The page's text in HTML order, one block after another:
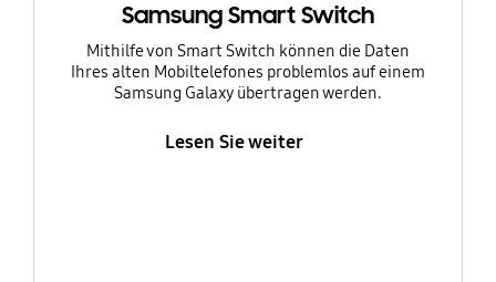
Samsung Smart Switch
Mithilfe von Smart Switch können die Daten
Ihres alten Mobiltelefones problemlos auf einem
Samsung Galaxy übertragen werden.
Lesen Sie weiter